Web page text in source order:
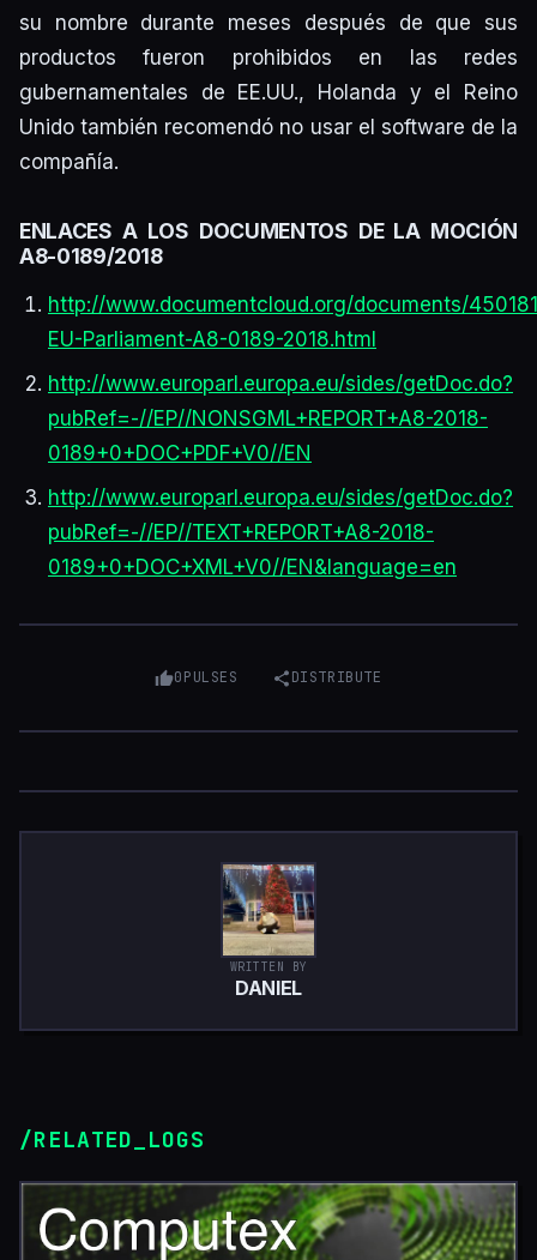
su nombre durante meses después de que sus
productos fueron prohibidos en las redes
gubernamentales de EE.UU., Holanda y el Reino
Unido también recomendó no usar el software de la
compañía.
ENLACES A LOS DOCUMENTOS DE LA MOCIÓN
A8-0189/2018
http://www.documentcloud.org/documents/
EU-Parliament-A8-0189-2018.html
http://www.europarl.europa.eu/sides/getDoc.do?
pubRef=-//EP//NONSGML+REPORT+A8-2018-
0189+0+DOC+PDF+V0//EN
http://www.europarl.europa.eu/sides/getDoc.do?
pubRef=-//EP//TEXT+REPORT+A8-2018-
0189+0+DOC+XML+V0//EN&language=en
0PULSES DISTRIBUTE
WRITTEN BY
DANIEL
/RELATED_LOGS